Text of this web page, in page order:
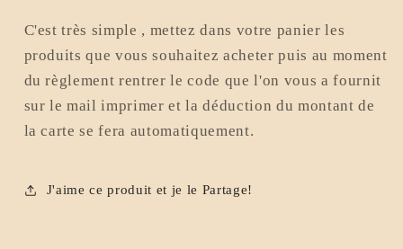
C'est très simple , mettez dans votre panier les
produits que vous souhaitez acheter puis au moment
du règlement rentrer le code que l'on vous a fournit
sur le mail imprimer et la déduction du montant de
la carte se fera automatiquement.
J'aime ce produit et je le Partage!